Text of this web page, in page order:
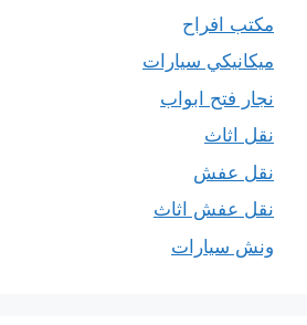
مكتب افراح
ميكانيكي سيارات
نجار فتح ابواب
نقل اثاث
نقل عفش
نقل عفش اثاث
ونش سيارات